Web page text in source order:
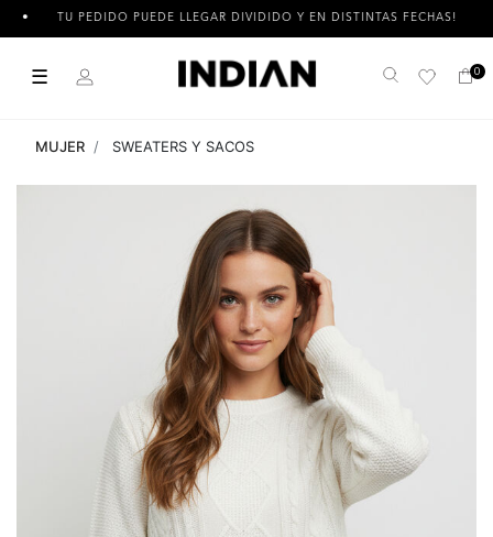
TU PEDIDO PUEDE LLEGAR DIVIDIDO Y EN DISTINTAS FECHAS!
☰ Buscar 0
MUJER SWEATERS Y SACOS